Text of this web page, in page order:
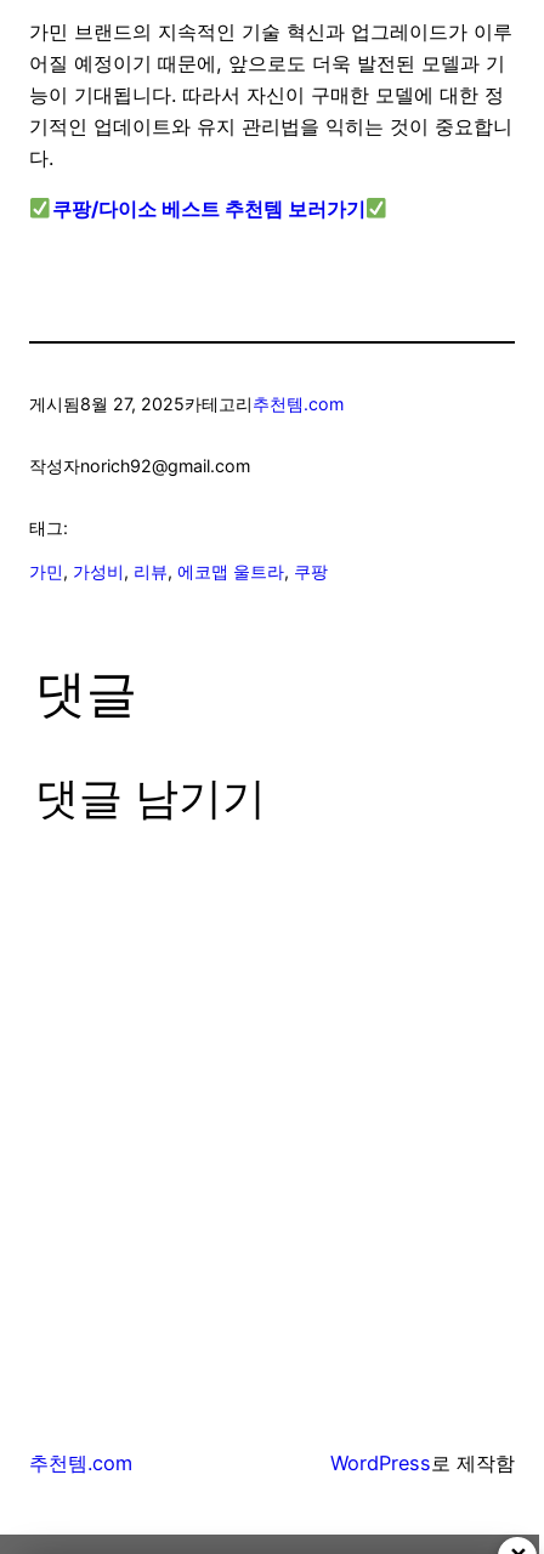
가민 브랜드의 지속적인 기술 혁신과 업그레이드가 이루
어질 예정이기 때문에, 앞으로도 더욱 발전된 모델과 기
능이 기대됩니다. 따라서 자신이 구매한 모델에 대한 정
기적인 업데이트와 유지 관리법을 익히는 것이 중요합니
다.
쿠팡/다이소 베스트 추천템 보러가기
게시됨8월 27, 2025카테고리추천템.com
작성자norich92@gmail.com
태그:
가민, 가성비, 리뷰, 에코맵 울트라, 쿠팡
댓글
댓글 남기기
추천템.com WordPress로 제작함